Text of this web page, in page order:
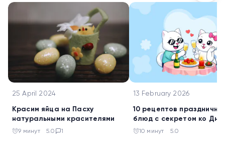
25 April 2024
Красим яйца на Пасху
натуральными красителями
9 минут 5.0 1
13 February 2026
10 рецептов
блюд с секретом ко Дню
святого Валентина
10 минут 5.0